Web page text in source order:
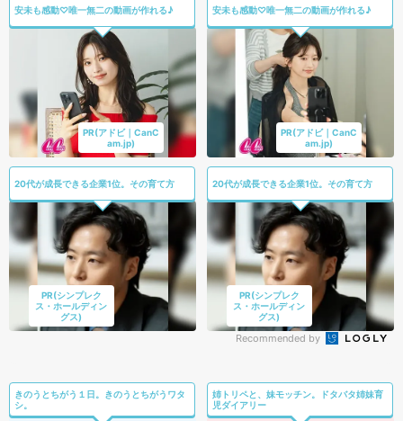
安未も感動♡唯一無二の動画が作れる♪
PR(アドビ｜CanC
am.jp)
安未も感動♡唯一無二の動画が作れる♪
PR(アドビ｜CanC
am.jp)
20代が成長できる企業1位。その育て方
PR(シンプレク
ス・ホールディン
グス)
20代が成長できる企業1位。その育て方
PR(シンプレク
ス・ホールディン
グス)
Recommended by
きのうとちがう１日。きのうとちがうワタ
シ。
姉トリペと、妹モッチン。ドタバタ姉妹育
児ダイアリー